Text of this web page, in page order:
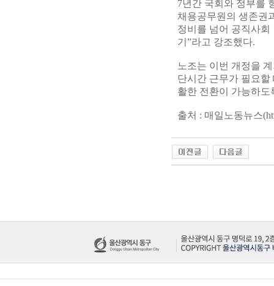
7년간 국회와 정부를
채용공무원의 생존권
정비를 넘어 공직사회
기”라고 강조했다.
노조는 이번 개정을
단시간 근무가 필요
활한 전환이 가능하
출처 : 매일노동뉴스(